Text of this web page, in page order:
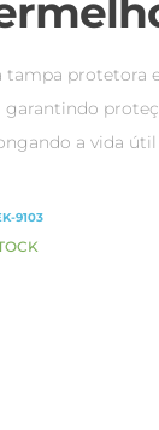
tampa protetora
garantindo
a vida
9103